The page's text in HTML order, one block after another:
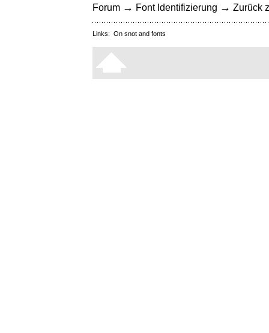
Forum → Font Identifizierung → Zurück
Links: On snot and fonts